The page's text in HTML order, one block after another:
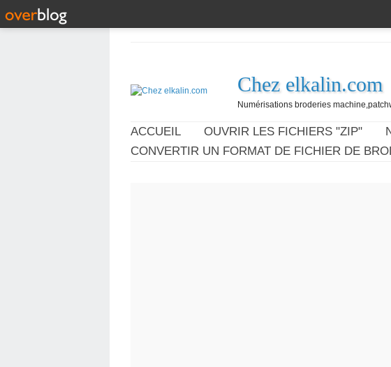
Chez elkalin.com
Numérisations broderies
ACCUEIL OUVRIR LES FICHIERS "ZIP"
CONVERTIR UN FORMAT DE FICHIER DE